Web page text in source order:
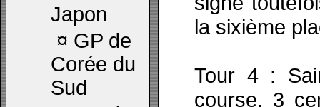
Japon
¤ GP de
Corée du
Sud
la sixième
Tour 4 :
course, 3